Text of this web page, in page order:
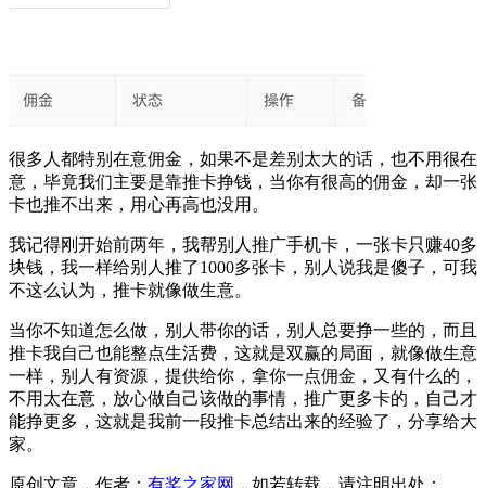
很多人都特别在意佣金，如果不是差别太大的话，也不用很在
意，毕竟我们主要是靠推卡挣钱，当你有很高的佣金，却一张
卡也推不出来，用心再高也没用。
我记得刚开始前两年，我帮别人推广手机卡，一张卡只赚40多
块钱，我一样给别人推了1000多张卡，别人说我是傻子，可我
不这么认为，推卡就像做生意。
当你不知道怎么做，别人带你的话，别人总要挣一些的，而且
推卡我自己也能整点生活费，这就是双赢的局面，就像做生意
一样，别人有资源，提供给你，拿你一点佣金，又有什么的，
不用太在意，放心做自己该做的事情，推广更多卡的，自己才
能挣更多，这就是我前一段推卡总结出来的经验了，分享给大
家。
原创文章，作者： 有奖之家网 ，如若转载，请注明出处：